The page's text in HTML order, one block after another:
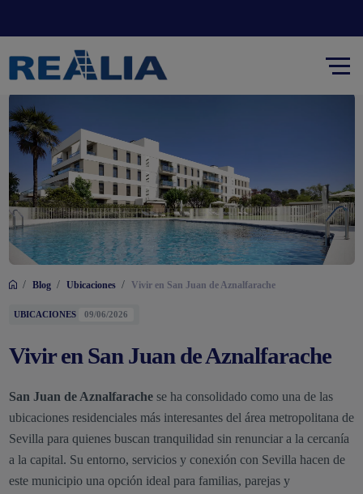
/ Blog / Ubicaciones / Vivir en San Juan de Aznalfarache
UBICACIONES 09/06/2026
Vivir en San Juan de Aznalfarache
San Juan de Aznalfarachese ha consolidado como una de las
ubicaciones residenciales más interesantes del área metropolitana de
Sevilla para quienes buscan tranquilidad sin renunciar a la cercanía
a la capital. Su entorno, servicios y conexión con Sevilla hacen de
este municipio una opción ideal para familias, parejas y